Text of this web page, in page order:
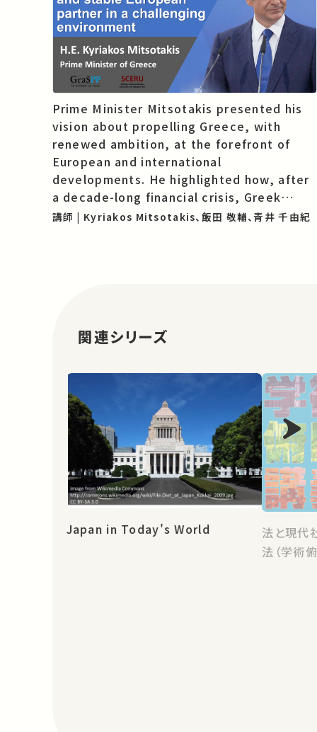
Prime Minister Mitsotakis presented his
vision about propelling Greece, with
renewed ambition, at the forefront of
European and international
developments. He highlighted how, after
a decade-long financial crisis, Greek
society has demonstrated resilience to
講師 | Kyriakos Mitsotakis、飯田 敬輔、青井 千由紀
関連シリーズ
Japan in Today's World
法と現代
法（学術